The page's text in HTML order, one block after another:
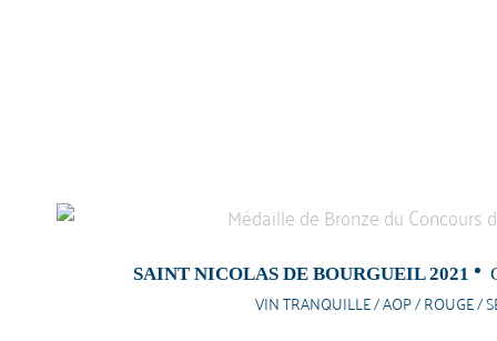
SAINT NICOLAS DE BOURGUEIL 2021
VIN TRANQUILLE / AOP / ROUGE /